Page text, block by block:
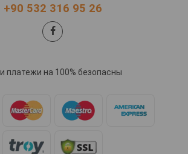
+90 532 316 95 26
платежи на 100% безопасны